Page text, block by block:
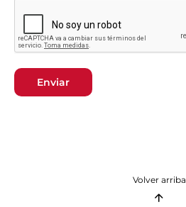
Enviar
Volver arriba